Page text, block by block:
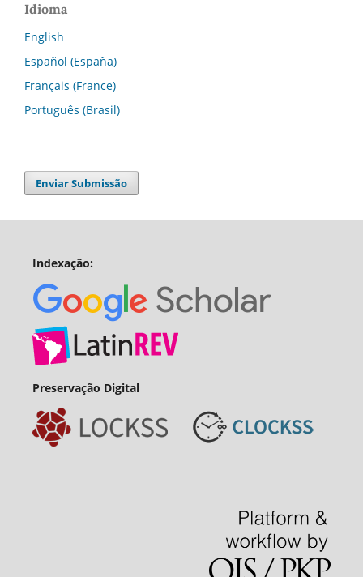
Idioma
English
Español (España)
Français (France)
Português (Brasil)
Enviar Submissão
Indexação:
Preservação Digital